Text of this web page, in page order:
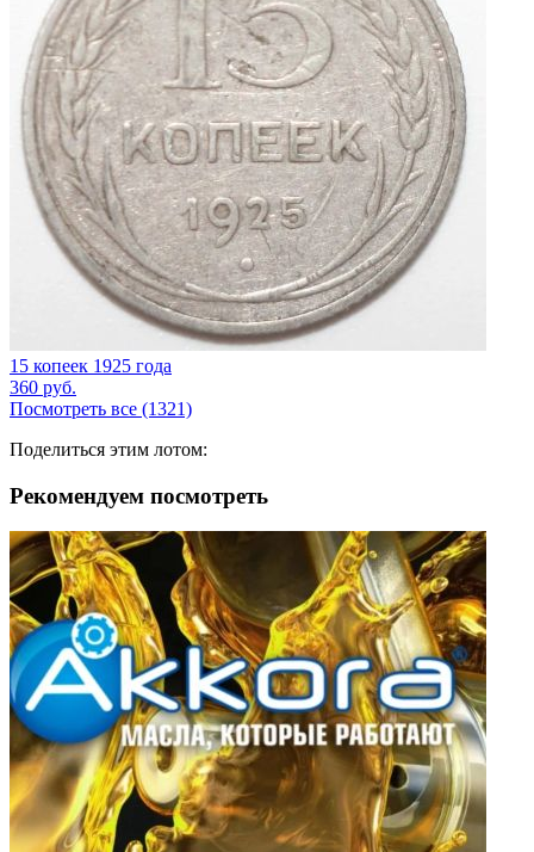
15 копеек 1925 года
360 руб.
Посмотреть все (1321)
Поделиться этим лотом:
Рекомендуем посмотреть